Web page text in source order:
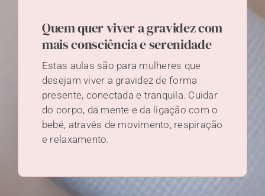
Quem quer viver a gravidez com
mais consciência e serenidade
Estas aulas são para mulheres que
desejam viver a gravidez de forma
presente, conectada e tranquila. Cuidar
do corpo, da mente e da ligação com o
bebé, através de movimento, respiração
e relaxamento.